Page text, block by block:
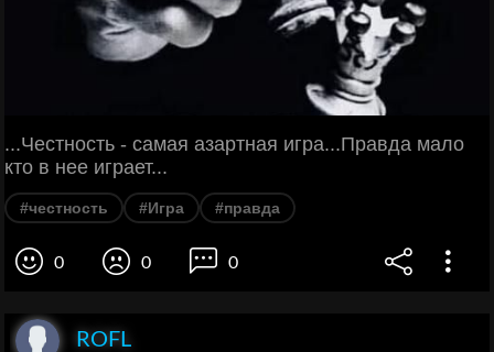
...Честность - самая азартная игра...Правда мало
кто в нее играет...
#честность #Игра #правда
0 0 0
ROFL